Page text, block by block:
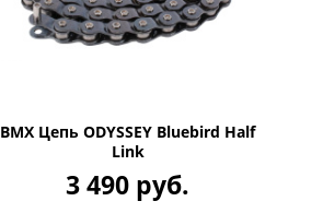
BMX Цепь ODYSSEY Bluebird Half
Link
3 490 руб.